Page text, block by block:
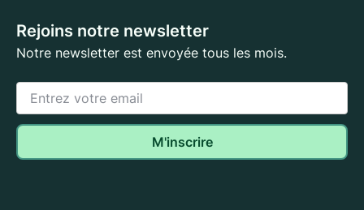
Rejoins notre newsletter
Notre newsletter est envoyée tous les mois.